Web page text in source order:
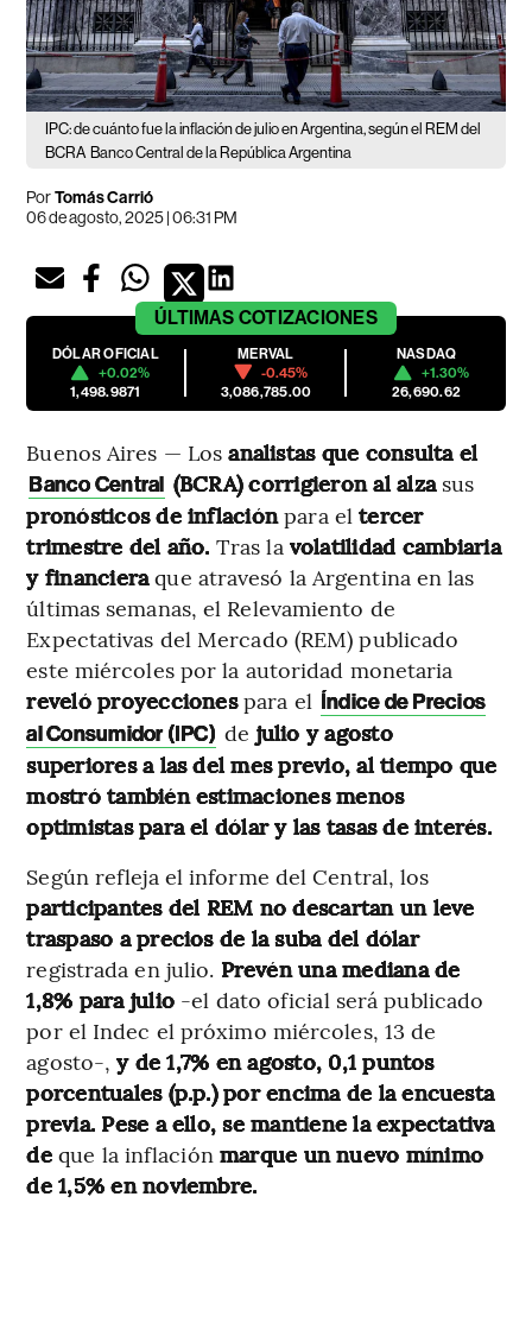
IPC: de cuánto fue la inflación de julio en Argentina, según el REM del
BCRA Banco Central de la República Argentina
PorTomás Carrió
06 de agosto, 2025 | 06:31 PM
ÚLTIMAS COTIZACIONES
DÓLAR OFICIAL
+0.02%
1,498.9871
MERVAL
-0.45%
3,086,785.00
NASDAQ
+1.30%
26,690.62
Buenos Aires — Losanalistas que consulta el
Banco Central (BCRA) corrigieron al alza sus
pronósticos de inflaciónpara eltercer
trimestre del año. Tras la volatilidad cambiaria
y financieraque atravesó la Argentina en las
últimas semanas, el Relevamiento de
Expectativas del Mercado (REM) publicado
este miércoles por la autoridad monetaria
reveló proyeccionespara el Índice de Precios
al Consumidor (IPC) de julio y agosto
superiores a las del mes previo, al tiempo que
mostró también estimaciones menos
optimistas para el dólar y las tasas de interés.
Según refleja el informe del Central, los
participantes del REM no descartan un leve
traspaso a precios de la suba del dólar
registrada en julio. Prevén una mediana de
1,8% para julio -el dato oficial será publicado
por el Indec el próximo miércoles, 13 de
agosto-,y de 1,7% en agosto, 0,1 puntos
porcentuales (p.p.) por encima de la encuesta
previa. Pese a ello, se mantiene la expectativa
deque la inflación marque un nuevo mínimo
de 1,5% en noviembre.